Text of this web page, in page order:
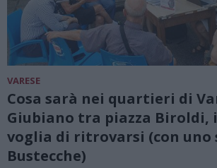
VARESE
Cosa sarà nei quartieri di
Giubiano tra piazza Biroldi,
voglia di ritrovarsi (con uno
Bustecche)